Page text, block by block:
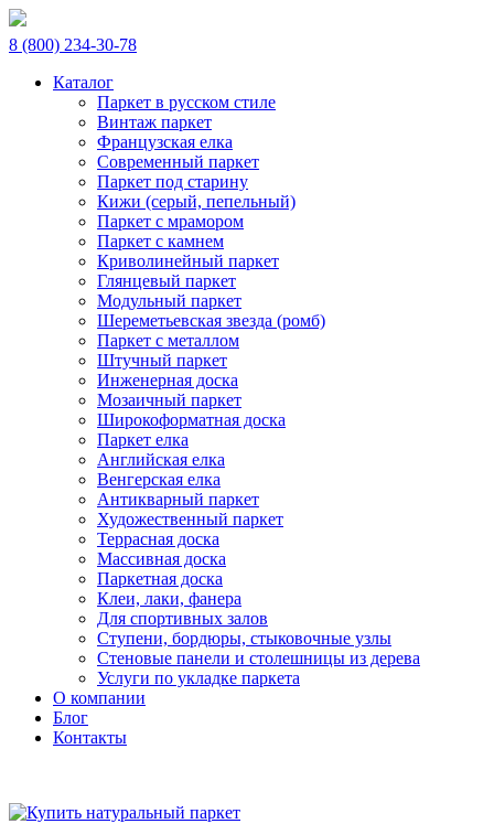
8 (800) 234-30-78
Каталог
Паркет в русском стиле
Винтаж паркет
Французская елка
Современный паркет
Паркет под старину
Кижи (серый, пепельный)
Паркет с мрамором
Паркет с камнем
Криволинейный паркет
Глянцевый паркет
Модульный паркет
Шереметьевская звезда (ромб)
Паркет с металлом
Штучный паркет
Инженерная доска
Мозаичный паркет
Широкоформатная доска
Паркет елка
Английская елка
Венгерская елка
Антикварный паркет
Художественный паркет
Террасная доска
Массивная доска
Паркетная доска
Клеи, лаки, фанера
Для спортивных залов
Ступени, бордюры, стыковочные узлы
Стеновые панели и столешницы из дерева
Услуги по укладке паркета
О компании
Блог
Контакты